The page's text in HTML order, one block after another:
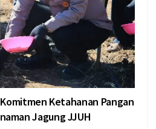
Ketahanan Pangan
Jagung JJUH